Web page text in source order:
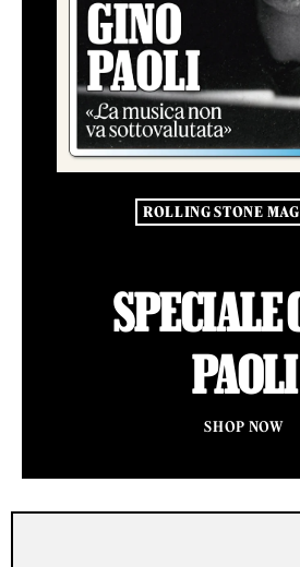
ROLLING STONE
SPECIALE
PAOLI
SHOP NOW